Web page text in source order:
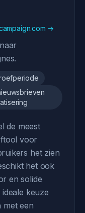
→
de meest
voor
het zien
het ook
en solide
keuze
met een